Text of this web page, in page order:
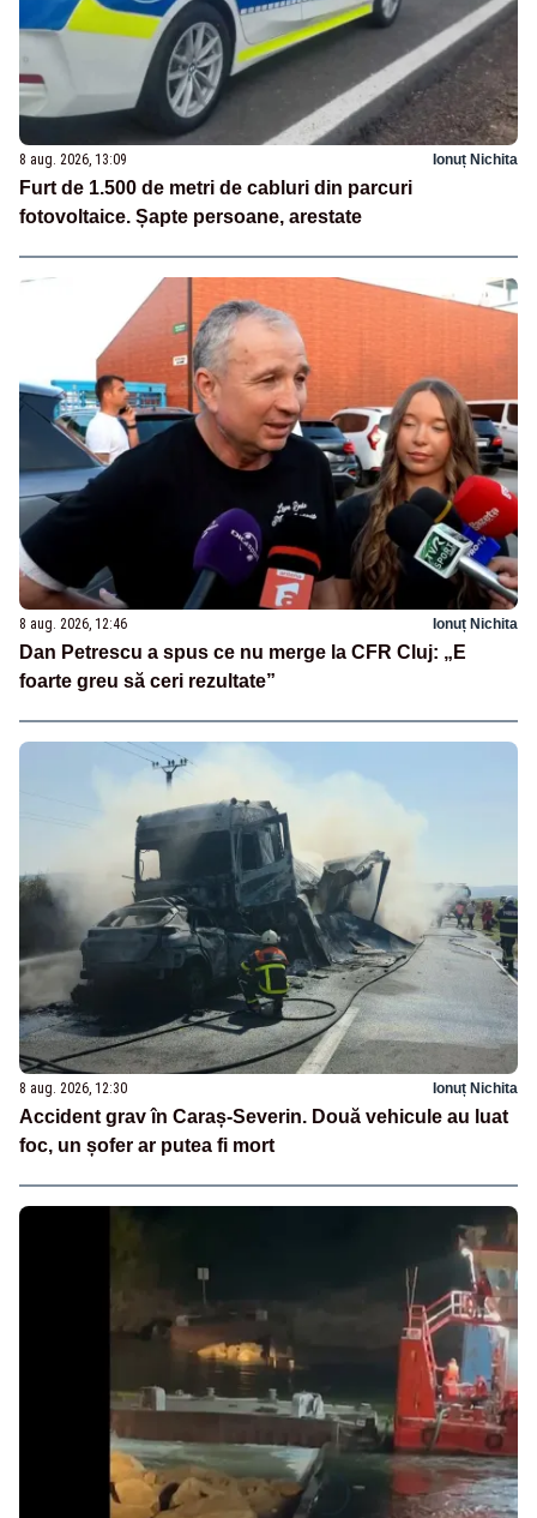
8 aug. 2026, 13:09 Ionuț Nichita
Furt de 1.500 de metri de cabluri din parcuri
fotovoltaice. Șapte persoane, arestate
8 aug. 2026, 12:46 Ionuț Nichita
Dan Petrescu a spus ce nu merge la CFR Cluj: „E
foarte greu să ceri rezultate”
8 aug. 2026, 12:30 Ionuț Nichita
Accident grav în Caraș-Severin. Două vehicule au luat
foc, un șofer ar putea fi mort